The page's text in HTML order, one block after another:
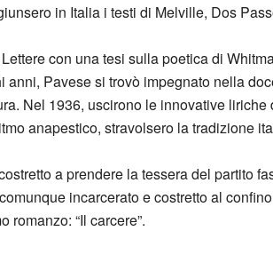
in Italia i testi di Melville, Dos
con una tesi sulla poetica di
anni, Pavese si trovò impegnato nella
Nel 1936, uscirono le innovative liriche
anapestico, stravolsero la tradizione
a prendere la tessera del partito
incarcerato e costretto al
romanzo: “Il carcere”.